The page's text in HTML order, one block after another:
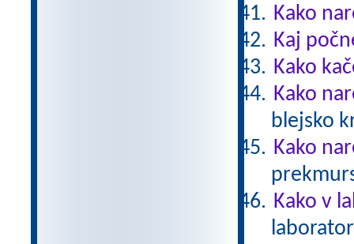
Kako
Kaj
Kako
Kako
blejsko
Kako
Kako v